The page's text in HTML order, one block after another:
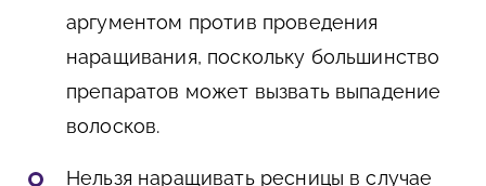
аргументом против проведения
наращивания, поскольку большинство
препаратов может вызвать выпадение
волосков.
Нельзя наращивать ресницы в случае